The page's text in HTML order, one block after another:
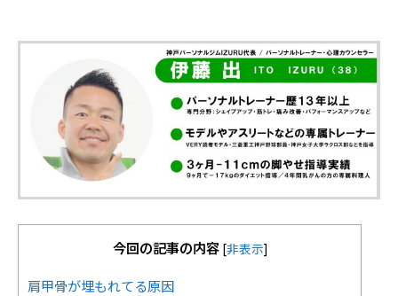
今回の記事の内容 [非表示]
肩甲骨が埋もれてる原因